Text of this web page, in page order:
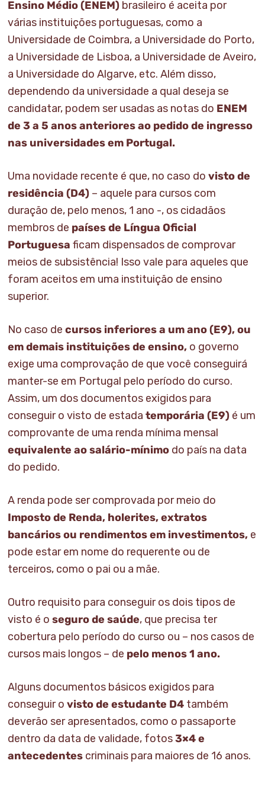
Ensino Médio (ENEM) brasileiro é aceita por
várias instituições portuguesas, como a
Universidade de Coimbra, a Universidade do Porto,
a Universidade de Lisboa, a Universidade de Aveiro,
a Universidade do Algarve, etc. Além disso,
dependendo da universidade a qual deseja se
candidatar, podem ser usadas as notas do ENEM
de 3 a 5 anos anteriores ao pedido de ingresso
nas universidades em Portugal.
Uma novidade recente é que, no caso do visto de
residência (D4) – aquele para cursos com
duração de, pelo menos, 1 ano -, os cidadãos
membros de países de Língua Oficial
Portuguesa ficam dispensados de comprovar
meios de subsistência! Isso vale para aqueles que
foram aceitos em uma instituição de ensino
superior.
No caso de cursos inferiores a um ano (E9), ou
em demais instituições de ensino, o governo
exige uma comprovação de que você conseguirá
manter-se em Portugal pelo período do curso.
Assim, um dos documentos exigidos para
conseguir o visto de estada temporária (E9) é um
comprovante de uma renda mínima mensal
equivalente ao salário-mínimo do país na data
do pedido.
A renda pode ser comprovada por meio do
Imposto de Renda, holerites, extratos
bancários ou rendimentos em investimentos, e
pode estar em nome do requerente ou de
terceiros, como o pai ou a mãe.
Outro requisito para conseguir os dois tipos de
visto é o seguro de saúde, que precisa ter
cobertura pelo período do curso ou – nos casos de
cursos mais longos – de pelo menos 1 ano.
Alguns documentos básicos exigidos para
conseguir o visto de estudante D4 também
deverão ser apresentados, como o passaporte
dentro da data de validade, fotos3×4 e
antecedentes criminais para maiores de 16 anos.